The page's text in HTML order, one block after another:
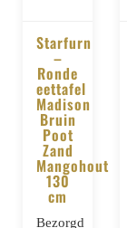
BESTELLEN
Starfurn
–
Ronde
eettafel
Madison
Bruin
Poot
Zand
Mangohout
130
cm
Bezorgd